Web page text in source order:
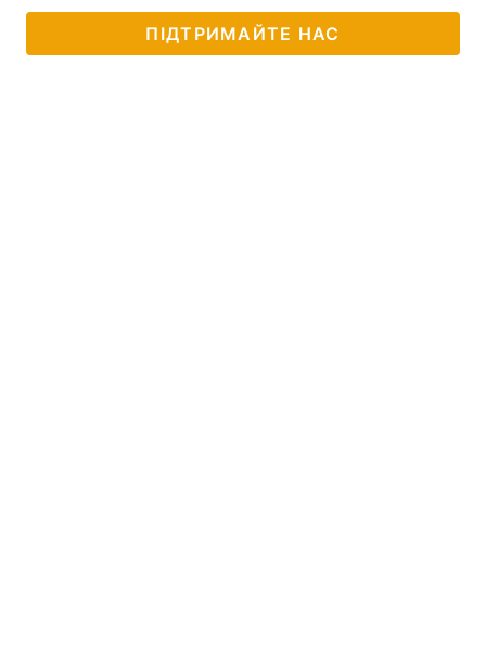
ПІДТРИМАЙТЕ НАС